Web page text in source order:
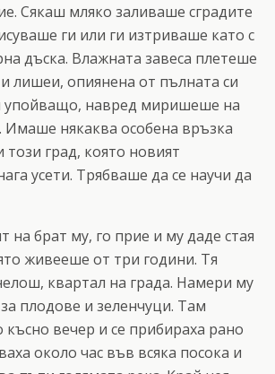
Сякаш мляко заливаше сградите
ги или ги изтриваше като с
дъска. Влажната завеса плетеше
лишеи, опиянена от пълната си
упойващо, навред миришеше на
Имаше някаква особена връзка
град, която новият
усети. Трябваше да се научи да
на брат му, го прие и му даде стая
живееше от три години. Тя
квартал на града. Намери му
плодове и зеленчуци. Там
късно вечер и се прибираха рано
около час във всяка посока и